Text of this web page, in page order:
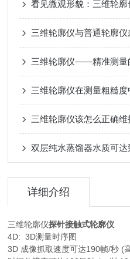
看见微观形貌：三维轮
三维轮廓仪与普通轮廓
三维轮廓仪——精准测量
三维轮廓仪在测量粗糙度
三维轮廓仪该怎么正确维
双层纯水蒸馏器水质可
详细介绍
三维轮廓仪探针接触式轮廓仪
4D: 3D测量时序图
3D 成像抓取速度可达190帧/秒 (